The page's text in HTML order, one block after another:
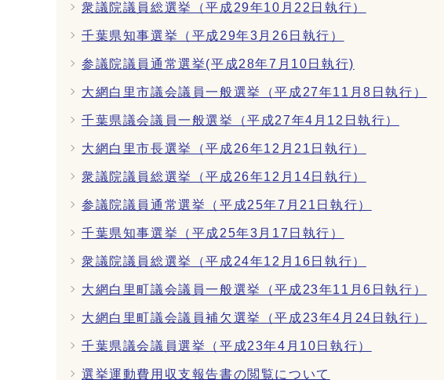
衆議院議員総選挙（平成29年10月22日執行）
千葉県知事選挙（平成29年3月26日執行）
参議院議員通常選挙(平成28年7月10日執行)
大網白里市議会議員一般選挙（平成27年11月8日執行）
千葉県議会議員一般選挙（平成27年4月12日執行）
大網白里市長選挙（平成26年12月21日執行）
衆議院議員総選挙（平成26年12月14日執行）
参議院議員通常選挙（平成25年7月21日執行）
千葉県知事選挙（平成25年3月17日執行）
衆議院議員総選挙（平成24年12月16日執行）
大網白里町議会議員一般選挙（平成23年11月6日執行）
大網白里町議会議員補欠選挙（平成23年4月24日執行）
千葉県議会議員選挙（平成23年4月10日執行）
選挙運動費用収支報告書の閲覧について